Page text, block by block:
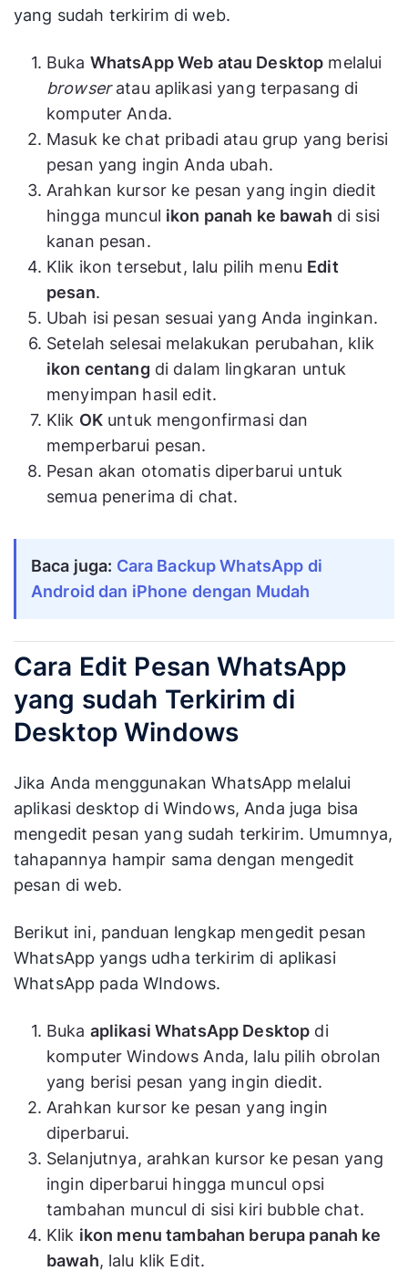
yang sudah terkirim di web.
Buka WhatsApp Web atau Desktop melalui
browseratau aplikasi yang terpasang di
komputer Anda.
Masuk ke chat pribadi atau grup yang berisi
pesan yang ingin Anda ubah.
Arahkan kursor ke pesan yang ingin diedit
hingga muncul ikon panah ke bawah di sisi
kanan pesan.
Klik ikon tersebut, lalu pilih menu Edit
pesan.
Ubah isi pesan sesuai yang Anda inginkan.
Setelah selesai melakukan perubahan, klik
ikon centang di dalam lingkaran untuk
menyimpan hasil edit.
Klik OK untuk mengonfirmasi dan
memperbarui pesan.
Pesan akan otomatis diperbarui untuk
semua penerima di chat.
Baca juga: Cara Backup WhatsApp di
Android dan iPhone dengan Mudah
Cara Edit Pesan WhatsApp
yang sudah Terkirim di
Desktop Windows
Jika Anda menggunakan WhatsApp melalui
aplikasi desktop di Windows, Anda juga bisa
mengedit pesan yang sudah terkirim. Umumnya,
tahapannya hampir sama dengan mengedit
pesan di web.
Berikut ini, panduan lengkap mengedit pesan
WhatsApp yangs udha terkirim di aplikasi
WhatsApp pada WIndows.
Buka aplikasi WhatsApp Desktop di
komputer Windows Anda, lalu pilih obrolan
yang berisi pesan yang ingin diedit.
Arahkan kursor ke pesan yang ingin
diperbarui.
Selanjutnya, arahkan kursor ke pesan yang
ingin diperbarui hingga muncul opsi
tambahan muncul di sisi kiri bubble chat.
Klik ikon menu tambahan berupa panah ke
bawah, lalu klik Edit.